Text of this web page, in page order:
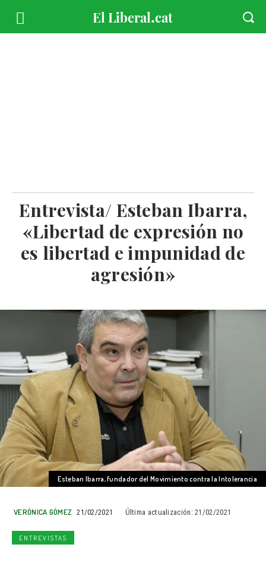
Entrevista/ Esteban Ibarra,
«Libertad de expresión no
es libertad e impunidad de
agresión»
Esteban Ibarra, fundador del Movimiento contra la Intolerancia
VERÓNICA GÓMEZ 21/02/2021 Última actualización: 21/02/2021
ENTREVISTAS